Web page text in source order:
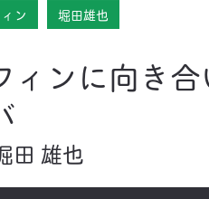
ン 堀田雄也
ィンに向き
田 雄也